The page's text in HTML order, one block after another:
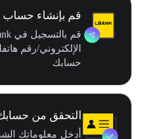
قم بإنشاء حساب LBank الخاص بك مجانًا
الإلكتروني/رقم
حسابك
التحقق من
أدخل معلوماتك